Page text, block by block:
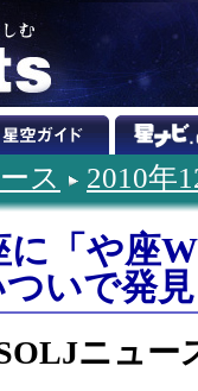
ス 2010年
「や座
いで発見
ニュ